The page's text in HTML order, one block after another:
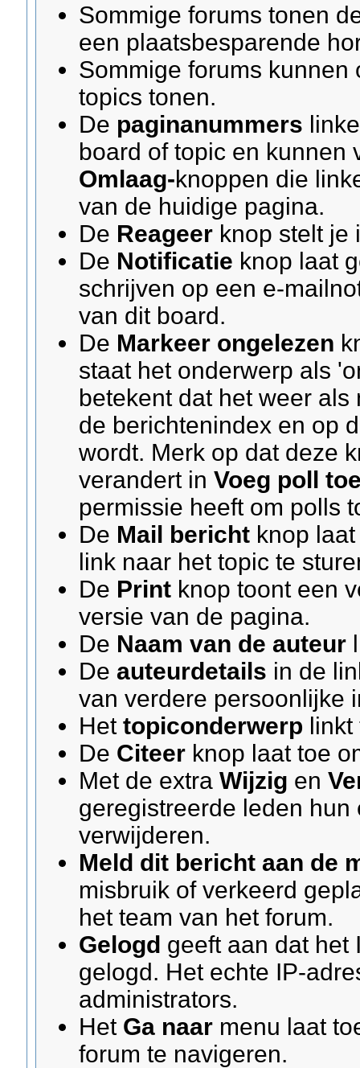
Sommige forums tonen
een plaatsbesparende
Sommige forums
topics tonen.
De paginanummers
board of topic en
Omlaag-knoppen die
van de huidige pagina.
De Reageer knop stelt je
De Notificatie knop laat
schrijven op een e-
van dit board.
De Markeer ongelezen
staat het onderwerp als
betekent dat het weer
de berichtenindex en op
wordt. Merk op dat deze
verandert inVoeg poll
permissie heeft om polls
De Mail bericht knop
link naar het topic te
De Print knop toont een
versie van de pagina.
De Naam van de auteur
Deauteurdetails in de
van verdere persoonlijke
Hettopiconderwerp linkt
De Citeer knop laat toe
Met de extraWijzig en
geregistreerde leden
verwijderen.
Meld dit bericht aan de
misbruik of verkeerd
het team van het forum.
Gelogd geeft aan dat het
gelogd. Het echte IP-
administrators.
Het Ga naar menu laat
forum te navigeren.